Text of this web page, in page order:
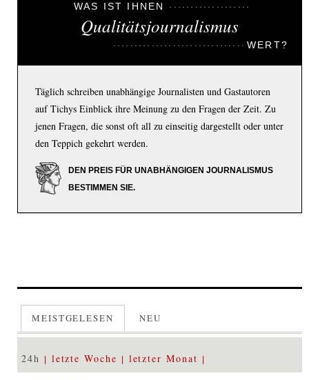
WAS IST IHNEN
Qualitätsjournalismus
WERT?
Täglich schreiben unabhängige Journalisten und Gastautoren
auf Tichys Einblick ihre Meinung zu den Fragen der Zeit. Zu
jenen Fragen, die sonst oft all zu einseitig dargestellt oder unter
den Teppich gekehrt werden.
DEN PREIS FÜR UNABHÄNGIGEN JOURNALISMUS
BESTIMMEN SIE.
MEISTGELESEN NEU
24h letzte Woche letzter Monat